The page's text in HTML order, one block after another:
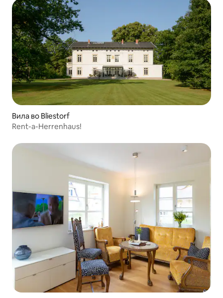
Вила во Bliestorf
Rent-a-Herrenhaus!